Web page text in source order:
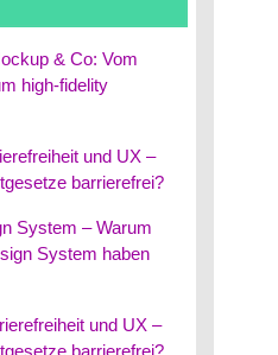
& Co: Vom
high-fidelity
und UX –
barrierefrei?
System – Warum
System haben
und UX –